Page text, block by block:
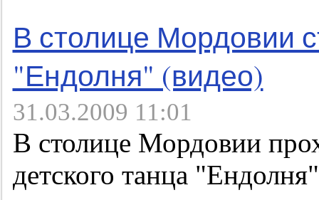
В столице Мордовии
"Ендолня" (видео)
31.03.2009 11:01
В столице Мордовии
детского танца